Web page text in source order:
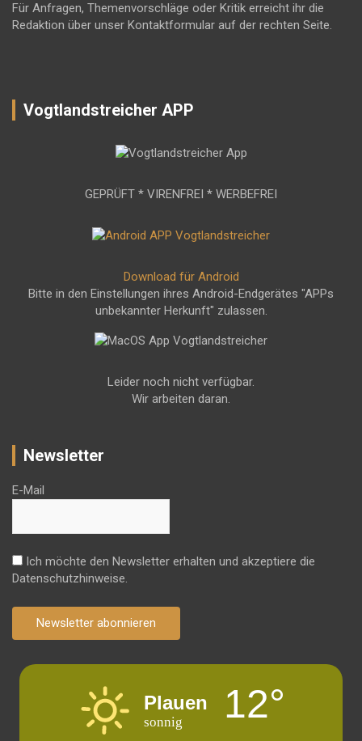
Für Anfragen, Themenvorschläge oder Kritik erreicht ihr die
Redaktion über unser Kontaktformular auf der rechten Seite.
Vogtlandstreicher APP
GEPRÜFT * VIRENFREI * WERBEFREI
Download für Android
Bitte in den Einstellungen ihres Android-Endgerätes "APPs
unbekannter Herkunft" zulassen.
Leider noch nicht verfügbar.
Wir arbeiten daran.
Newsletter
E-Mail
Ich möchte den Newsletter erhalten und akzeptiere die
Datenschutzhinweise.
Newsletter abonnieren
Plauen
sonnig 12°